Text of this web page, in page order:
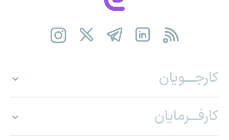
کارجـــویان
کارفـــرمایان